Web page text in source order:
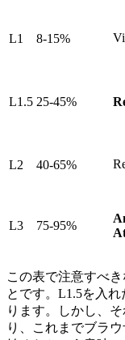
L1 8-15%
L1.5 25-45%
L2 40-65%
L3 75-95%
この表で注意すべ
とです。L1.5を入
ります。しかし、
り、これまでブラウ